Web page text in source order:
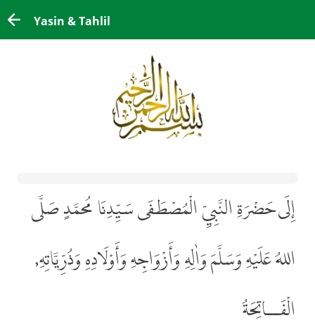
Yasin & Tahlil
إِلَى حَضْرَةِ النَّبِيِّ الْمُصْطَفَى سَيِّدِنَا مُحمَّدٍ صَلَّى
اللهُ عَلَيْهِ وَسَلَّمَ وَاٰلِهِ وَأَزْوَاجِهِ وَأَوْلَادِهِ وَذُرِّيَّاتِهِ,
الْفَــاتِحَةُ